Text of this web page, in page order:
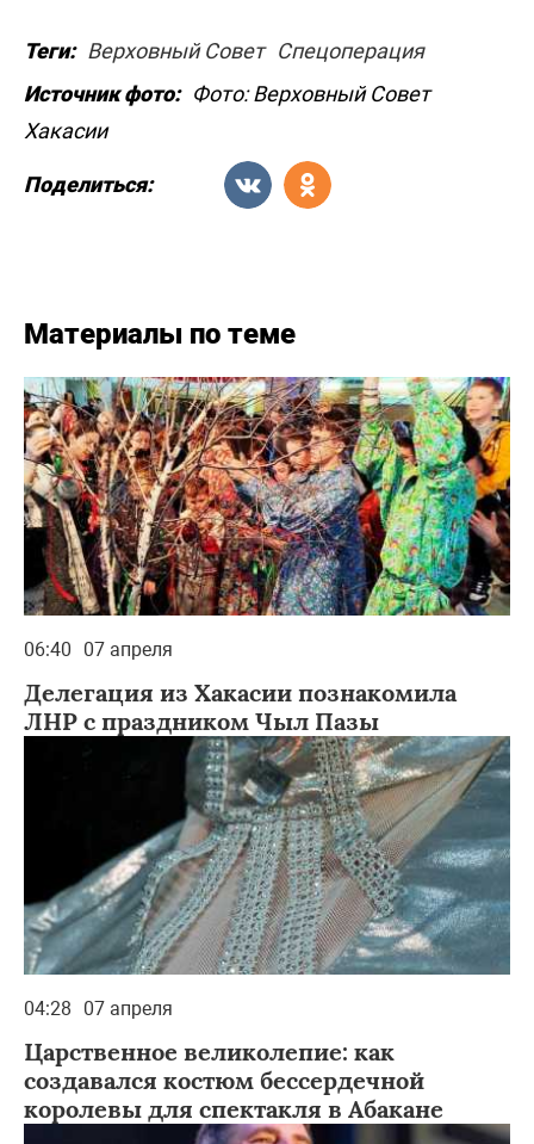
Теги: Верховный Совет Спецоперация
Источник фото: Фото: Верховный Совет
Хакасии
Поделиться:
Материалы по теме
06:40 07 апреля
Делегация из Хакасии познакомила
ЛНР с праздником Чыл Пазы
04:28 07 апреля
Царственное великолепие: как
создавался костюм бессердечной
королевы для спектакля в Абакане